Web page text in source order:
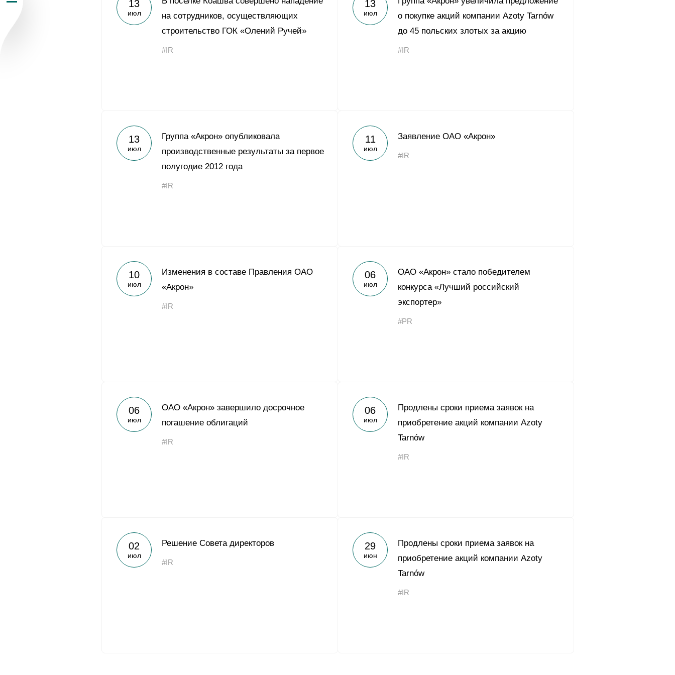
Yong Sheng Feng
Acron Argentina S.R.L
Acron Brasil Ltda.
Пресс-центр
Карьера
13
июл
на сотрудников, осуществляющих
строительство ГОК «Олений Ручей»
#IR
13
июл
о покупке акций компании Azoty Tarnów
до 45 польских злотых за акцию
#IR
13
июл
Группа «Акрон» опубликовала
производственные результаты за первое
полугодие 2012 года
#IR
11
июл
Заявление ОАО «Акрон»
#IR
10
июл
Изменения в составе Правления ОАО
«Акрон»
#IR
06
июл
ОАО «Акрон» стало победителем
конкурса «Лучший российский
экспортер»
#PR
06
июл
ОАО «Акрон» завершило досрочное
погашение облигаций
#IR
06
июл
Продлены сроки приема заявок на
приобретение акций компании Azoty
Tarnów
#IR
02
июл
Решение Совета директоров
#IR
29
июн
Продлены сроки приема заявок на
приобретение акций компании Azoty
Tarnów
#IR